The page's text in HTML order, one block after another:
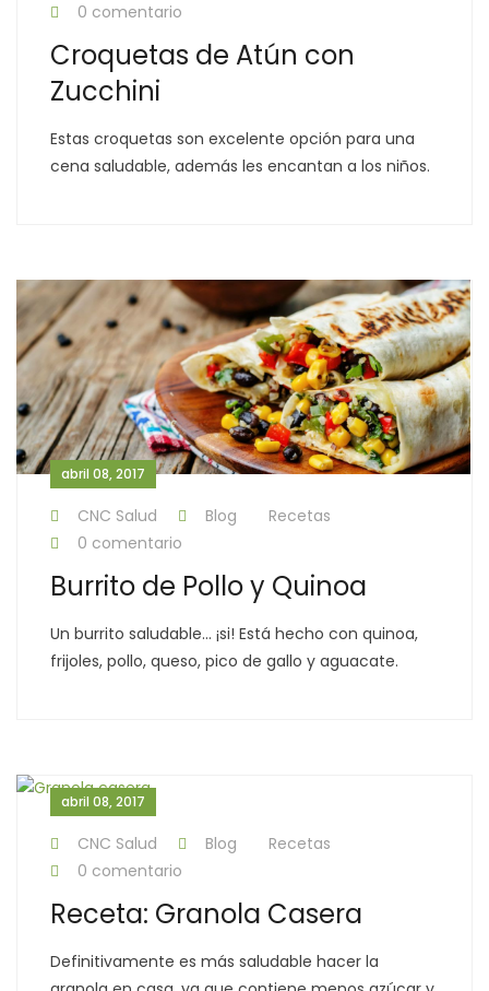
0 comentario
Croquetas de Atún con
Zucchini
Estas croquetas son excelente opción para una
cena saludable, además les encantan a los niños.
abril 08, 2017
CNC Salud Blog
Recetas
0 comentario
Burrito de Pollo y Quinoa
Un burrito saludable… ¡si! Está hecho con quinoa,
frijoles, pollo, queso, pico de gallo y aguacate.
abril 08, 2017
CNC Salud Blog
Recetas
0 comentario
Receta: Granola Casera
Definitivamente es más saludable hacer la